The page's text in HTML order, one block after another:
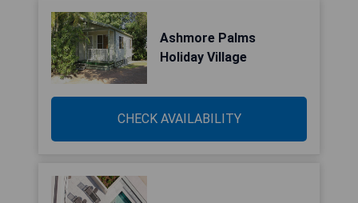
Ashmore Palms
Holiday Village
CHECK AVAILABILITY